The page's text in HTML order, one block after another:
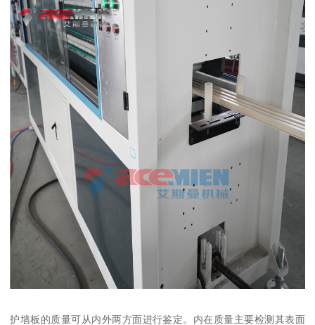
护墙板的质量可从内外两方面进行鉴定。内在质量主要检测其表面